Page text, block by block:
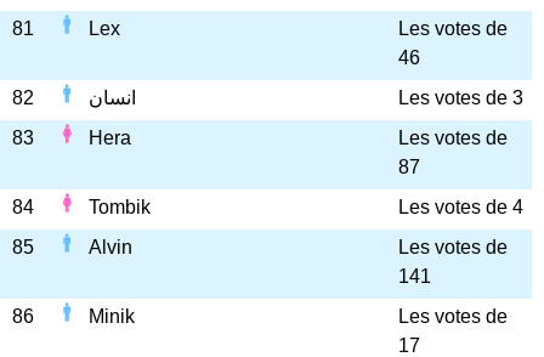
81
Lex
Les votes de
46
82
انسان
Les votes de 3
83
Hera
Les votes de
87
84
Tombik
Les votes de 4
85
Alvin
Les votes de
141
86
Minik
Les votes de
17